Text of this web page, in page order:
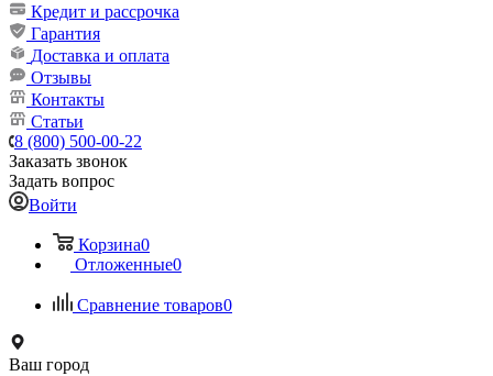
Кредит и рассрочка
Гарантия
Доставка и оплата
Отзывы
Контакты
Статьи
8 (800) 500-00-22
Заказать звонок
Задать вопрос
Войти
Корзина0
Отложенные0
Сравнение товаров0
Ваш город